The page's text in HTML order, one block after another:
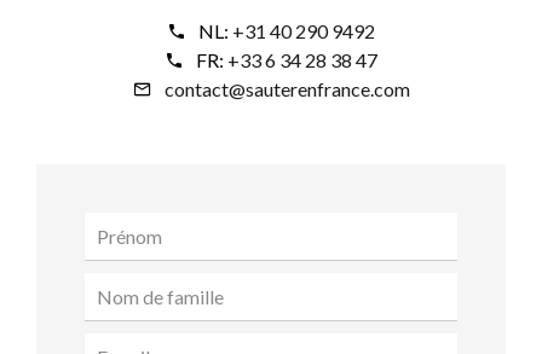
NL: +31 40 290 9492
FR: +33 6 34 28 38 47
contact@sauterenfrance.com